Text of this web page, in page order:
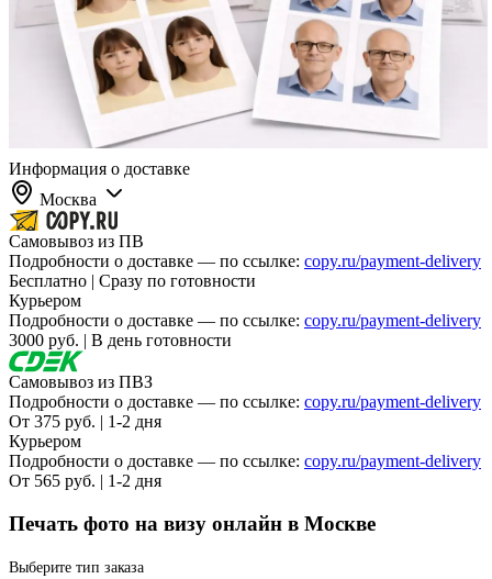
Информация о доставке
Москва
Самовывоз из ПВ
Подробности о доставке — по ссылке: copy.ru/payment-delivery
Бесплатно | Сразу по готовности
Курьером
Подробности о доставке — по ссылке: copy.ru/payment-delivery
3000 руб. | В день готовности
Самовывоз из ПВЗ
Подробности о доставке — по ссылке: copy.ru/payment-delivery
От 375 руб. | 1-2 дня
Курьером
Подробности о доставке — по ссылке: copy.ru/payment-delivery
От 565 руб. | 1-2 дня
Печать фото на визу онлайн в Москве
Выберите тип заказа